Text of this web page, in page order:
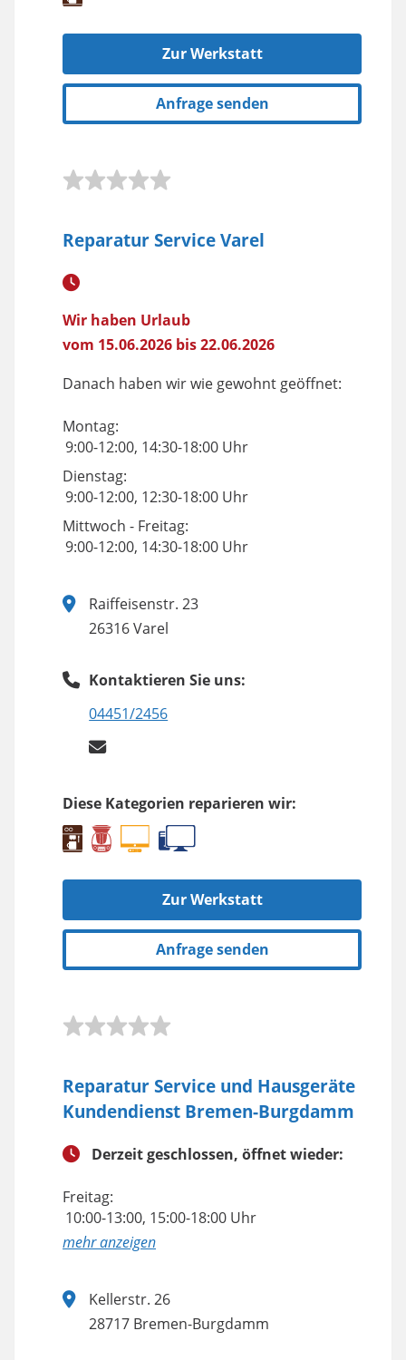
Zur Werkstatt
Anfrage senden
Reparatur Service Varel
Wir haben Urlaub
vom 15.06.2026 bis 22.06.2026
Danach haben wir wie gewohnt geöffnet:
Montag:
9:00-12:00, 14:30-18:00 Uhr
Dienstag:
9:00-12:00, 12:30-18:00 Uhr
Mittwoch - Freitag:
9:00-12:00, 14:30-18:00 Uhr
Raiffeisenstr. 23
26316 Varel
Kontaktieren Sie uns:
04451/2456
Diese Kategorien reparieren wir:
Zur Werkstatt
Anfrage senden
Reparatur Service und Hausgeräte
Kundendienst Bremen-Burgdamm
Derzeit geschlossen, öffnet wieder:
Freitag:
10:00-13:00, 15:00-18:00 Uhr
anzeigen
Kellerstr. 26
28717 Bremen-Burgdamm